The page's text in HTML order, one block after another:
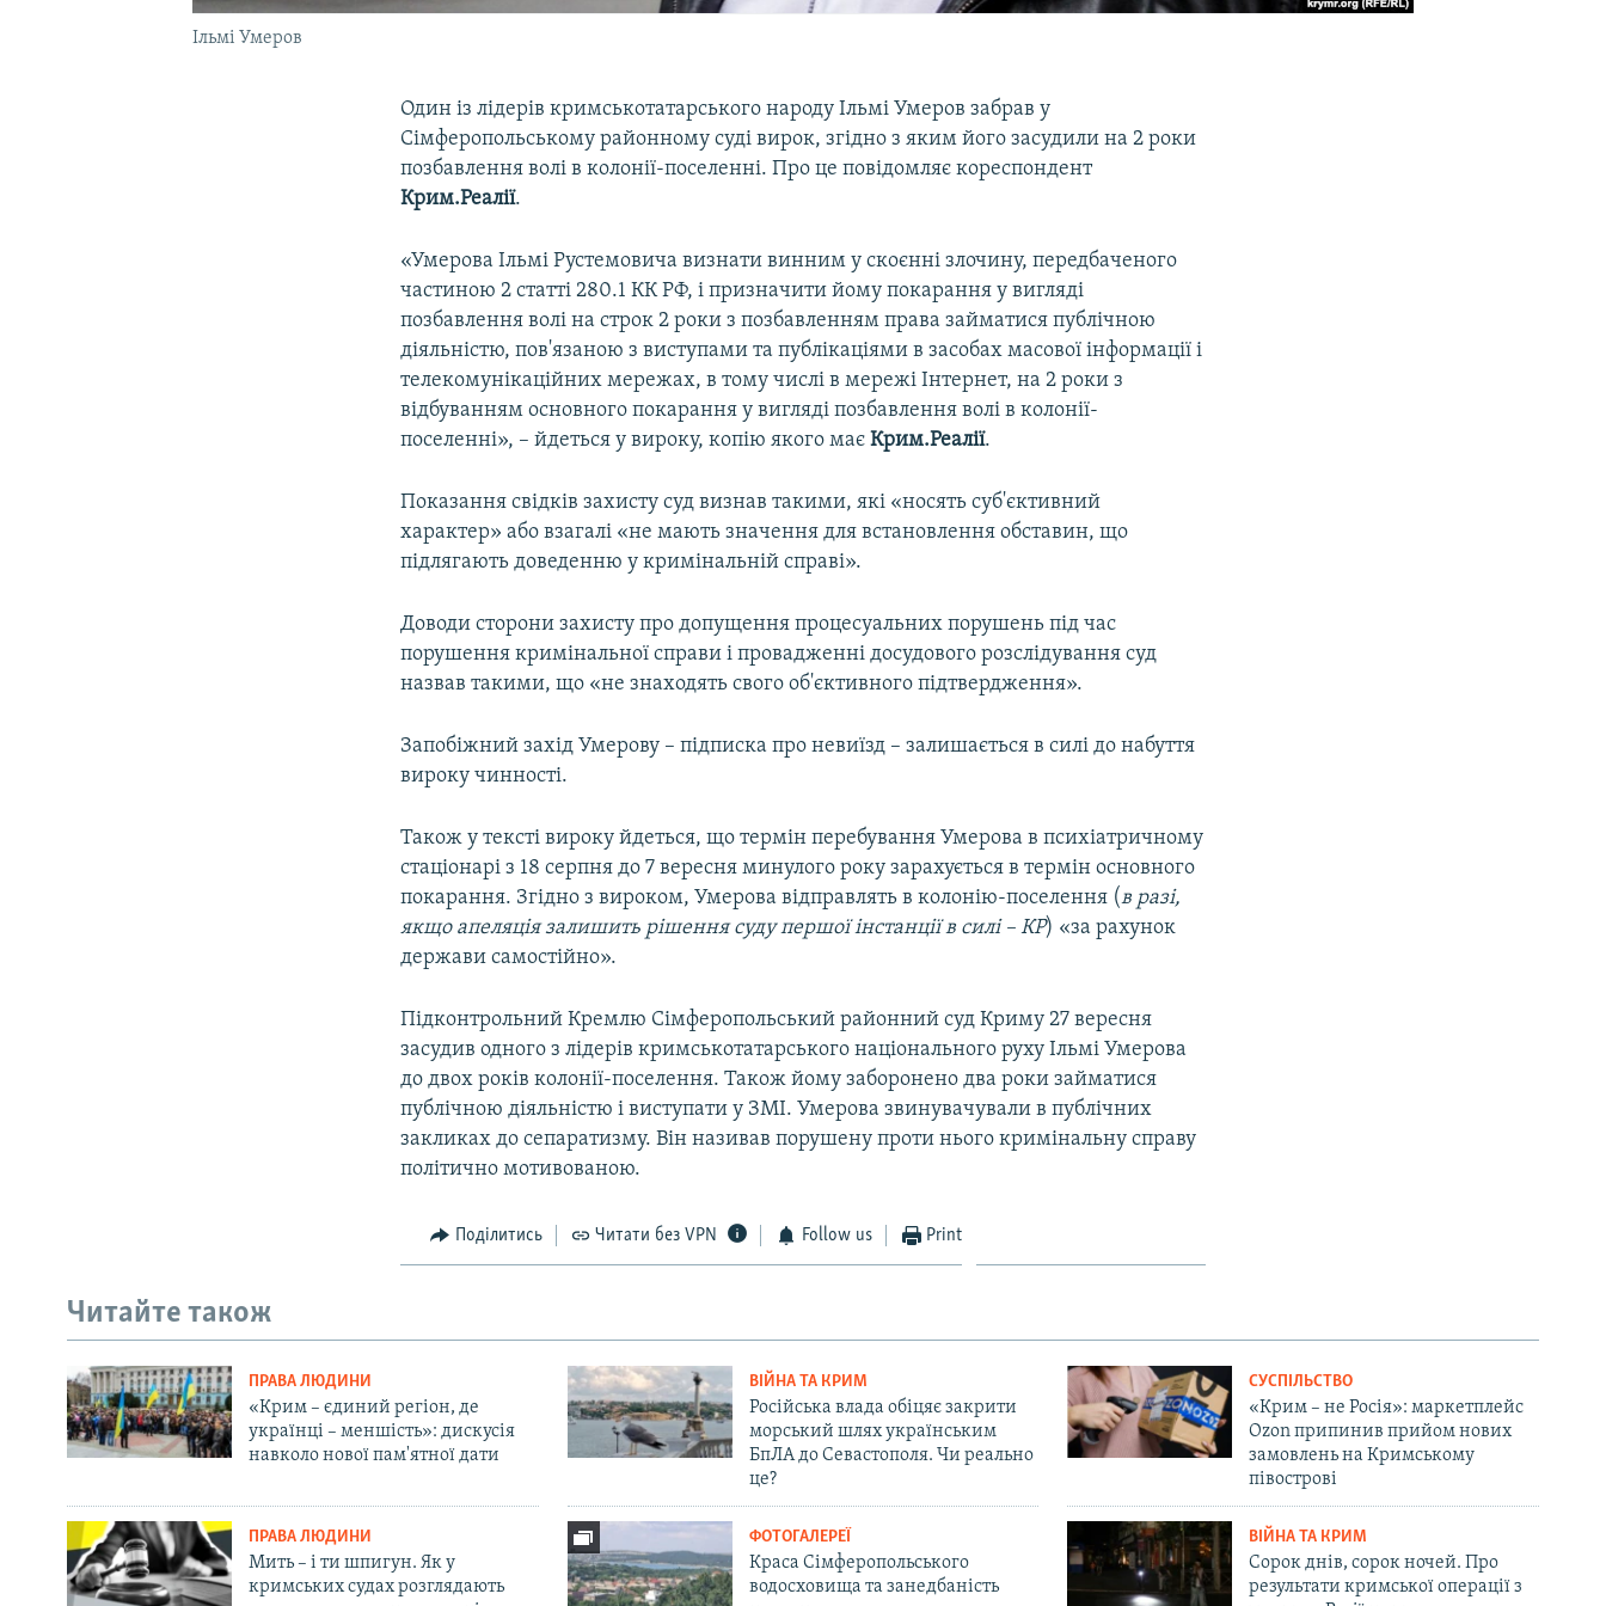
Ільмі Умеров
Один із лідерів кримськотатарського народу Ільмі Умеров забрав у
Сімферопольському районному суді вирок, згідно з яким його засудили на 2 роки
позбавлення волі в колонії-поселенні. Про це повідомляє кореспондент
Крим.Реалії.
«Умерова Ільмі Рустемовича визнати винним у скоєнні злочину, передбаченого
частиною 2 статті 280.1 КК РФ, і призначити йому покарання у вигляді
позбавлення волі на строк 2 роки з позбавленням права займатися публічною
діяльністю, пов'язаною з виступами та публікаціями в засобах масової інформації і
телекомунікаційних мережах, в тому числі в мережі Інтернет, на 2 роки з
відбуванням основного покарання у вигляді позбавлення волі в колонії-
поселенні», – йдеться у вироку, копію якого маєКрим.Реалії.
Показання свідків захисту суд визнав такими, які «носять суб'єктивний
характер» або взагалі «не мають значення для встановлення обставин, що
підлягають доведенню у кримінальній справі».
Доводи сторони захисту про допущення процесуальних порушень під час
порушення кримінальної справи і провадженні досудового розслідування суд
назвав такими, що «не знаходять свого об'єктивного підтвердження».
Запобіжний захід Умерову – підписка про невиїзд – залишається в силі до набуття
вироку чинності.
Також у тексті вироку йдеться, що термін перебування Умерова в психіатричному
стаціонарі з 18 серпня до 7 вересня минулого року зарахується в термін основного
покарання. Згідно з вироком, Умерова відправлять в колонію-поселення (в разі,
якщо апеляція залишить рішення суду першої інстанції в силі – КР) «за рахунок
держави самостійно».
Підконтрольний Кремлю Сімферопольський районний суд Криму 27 вересня
засудив одного з лідерів кримськотатарського національного руху Ільмі Умерова
до двох років колонії-поселення. Також йому заборонено два роки займатися
публічною діяльністю і виступати у ЗМІ. Умерова звинувачували в публічних
закликах до сепаратизму. Він називав порушену проти нього кримінальну справу
політично мотивованою.
Поділитись Читати без VPN Follow us Print
Читайте також
ПРАВА ЛЮДИНИ
«Крим – єдиний регіон, де
українці – меншість»: дискусія
навколо нової пам'ятної дати
ВІЙНА ТА КРИМ
Російська влада обіцяє закрити
морський шлях українським
БпЛА до Севастополя. Чи реально
це?
СУСПІЛЬСТВО
«Крим – не Росія»: маркетплейс
Ozon припинив прийом нових
замовлень на Кримському
півострові
ПРАВА ЛЮДИНИ
Мить – і ти шпигун. Як у
кримських судах розглядають
ФОТОГАЛЕРЕЇ
Краса Сімферопольського
водосховища та занедбаність
ВІЙНА ТА КРИМ
Сорок днів, сорок ночей. Про
результати кримської операції з